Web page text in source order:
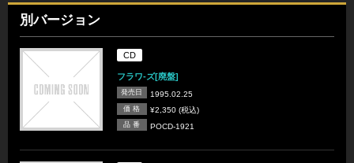
別バージョン
CD
フラワ-ズ[廃盤]
発売日 1995.02.25
価 格 ¥2,350 (税込)
品 番 POCD-1921